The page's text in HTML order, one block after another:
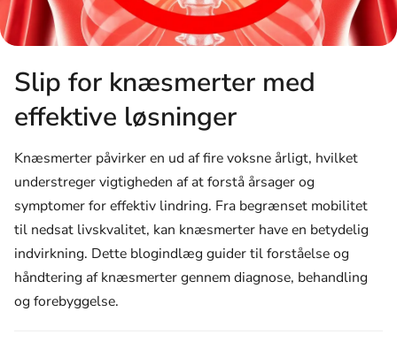
Slip for knæsmerter med
effektive løsninger
Knæsmerter påvirker en ud af fire voksne årligt, hvilket
understreger vigtigheden af at forstå årsager og
symptomer for effektiv lindring. Fra begrænset mobilitet
til nedsat livskvalitet, kan knæsmerter have en betydelig
indvirkning. Dette blogindlæg guider til forståelse og
håndtering af knæsmerter gennem diagnose, behandling
og forebyggelse.